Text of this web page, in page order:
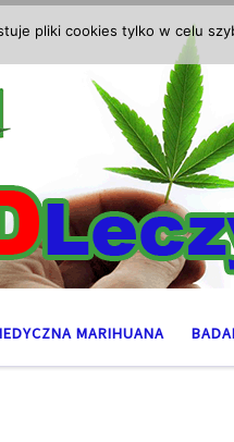
MARIHUANA
pliki cookies tylko w celu